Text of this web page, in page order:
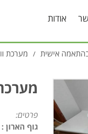
אודות
אישית / מערכת
מערכת
פרטים:
גוף הארון